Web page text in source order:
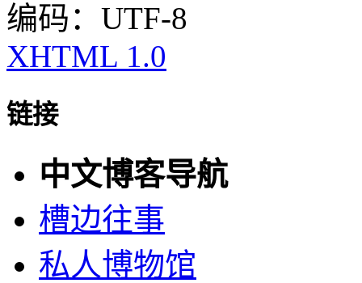
编码：UTF-8
XHTML 1.0
链接
中文博客导航
槽边往事
私人博物馆